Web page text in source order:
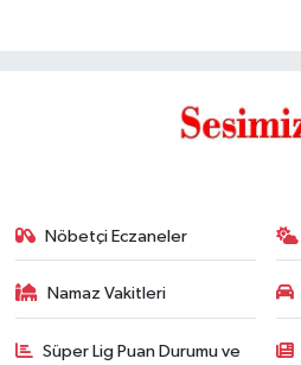
Nöbetçi Eczaneler
Namaz Vakitleri
Süper Lig Puan Durumu ve